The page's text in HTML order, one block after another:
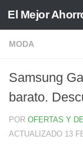
Saltar al
El Mejor
MODA
Samsung
barato.
POR OFERTAS Y
ACTUALIZADO 13